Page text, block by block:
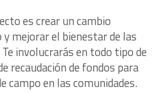
es crear un cambio
mejorar el bienestar de las
involucrarás en todo tipo de
recaudación de fondos para
campo en las comunidades.